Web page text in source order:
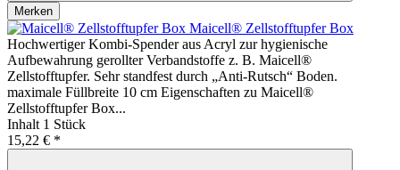
Merken
Maicell® Zellstofftupfer Box
Hochwertiger Kombi-Spender aus Acryl zur hygienische
Aufbewahrung gerollter Verbandstoffe z. B. Maicell®
Zellstofftupfer. Sehr standfest durch „Anti-Rutsch“ Boden.
maximale Füllbreite 10 cm Eigenschaften zu Maicell®
Zellstofftupfer Box...
Inhalt 1 Stück
15,22 € *